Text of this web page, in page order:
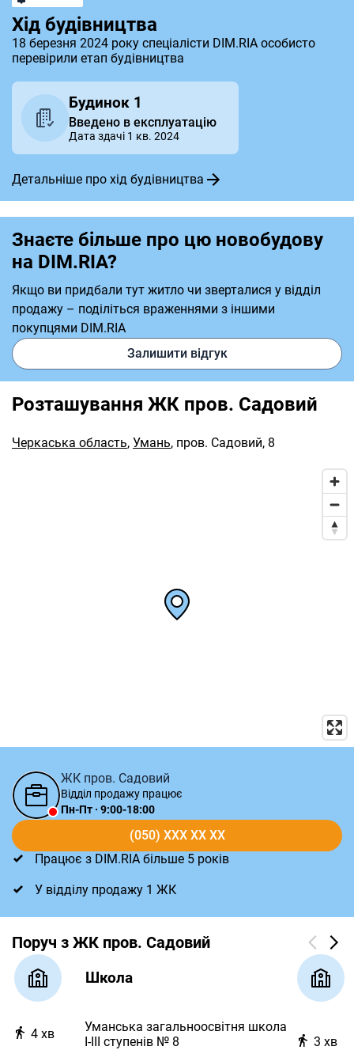
Хід будівництва
18 березня 2024 року спеціалісти DIM.RIA особисто
перевірили етап будівництва
Будинок 1
Введено в експлуатацію
Дата здачі 1 кв. 2024
Детальніше про хід будівництва
Знаєте більше про цю новобудову
на DIM.RIA?
Якщо ви придбали тут житло чи зверталися у відділ
продажу – поділіться враженнями з іншими
покупцями DIM.RIA
Залишити відгук
Розташування ЖК пров. Садовий
Черкаська область, Умань, пров. Садовий, 8
ЖК пров. Садовий
Відділ продажу працює
Пн-Пт · 9:00-18:00
(050) XXX XX XX
Працює з DIM.RIA більше 5 років
У відділу продажу 1 ЖК
Поруч з ЖК пров. Садовий
Школа
4 хв
Уманська загальноосвітня школа
І-ІІІ ступенів № 8
3 хв